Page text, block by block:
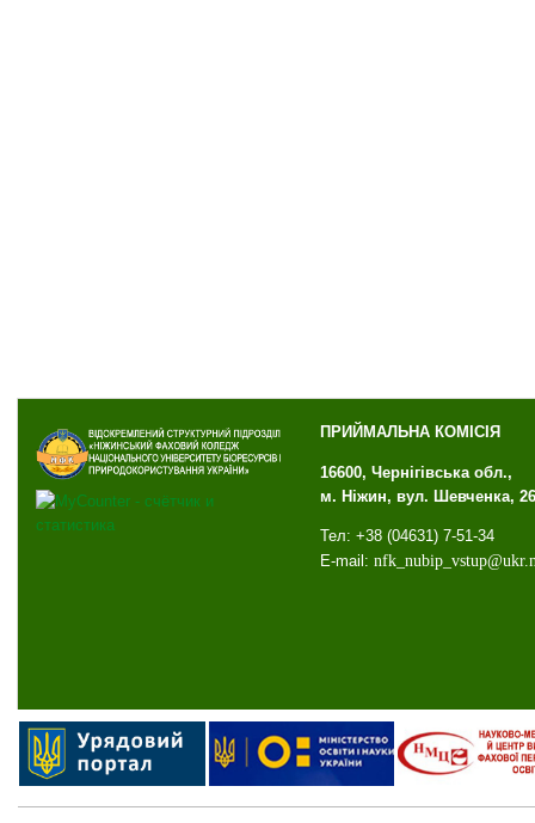
ПРИЙМАЛЬНА КОМІСІЯ
16600, Чернігівська обл.,
м. Ніжин, вул. Шевченка, 26
Тел: +38 (04631) 7-51-34
E-mail: nfk_ nubip_ vstup@ukr.